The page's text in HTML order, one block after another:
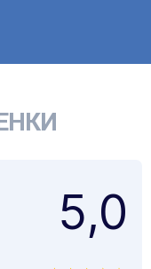
5,0